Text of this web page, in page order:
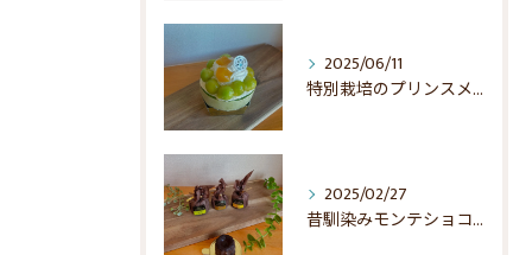
2025/06/11
特別栽培のプリンスメロンケーキ
2025/02/27
昔馴染みモンテショコラの魅力